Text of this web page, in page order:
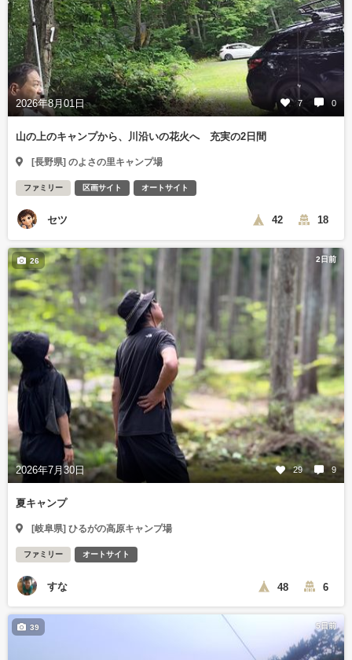
2026年8月01日 7 0
山の上のキャンプから、川沿いの花火へ 充実の2日間
[長野県] のよさの里キャンプ場
ファミリー 区画サイト オートサイト
セツ 42 18
2日前
2026年7月30日 29 9
26
夏キャンプ
[岐阜県] ひるがの高原キャンプ場
ファミリー オートサイト
すな 48 6
5日前
39